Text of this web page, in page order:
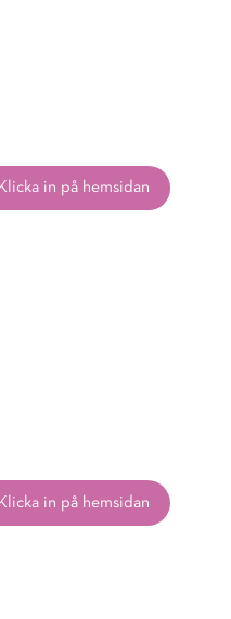
Klicka in på hemsidan
Klicka in på hemsidan